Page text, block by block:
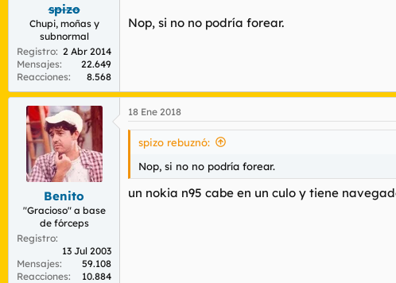
spizo
Chupi, moñas y
subnormal
Registro 2 Abr 2014
Mensajes
22.649
Reacciones
8.568
Nop, si no no podría forear.
Benito
"Gracioso" a base
de fórceps
Registro
13 Jul 2003
Mensajes
59.108
Reacciones
10.884
18 Ene 2018
spizo rebuznó:
Nop, si no no podría forear.
un nokia n95 cabe en un culo y tiene